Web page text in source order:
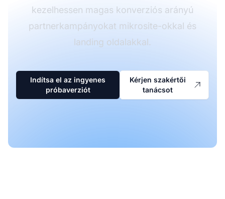
kezelhessen magas konverziós arányú
partnerkampányokat mikrosite-okkal és
landing oldalakkal.
Indítsa el az ingyenes
próbaverziót
Kérjen szakértői
tanácsot